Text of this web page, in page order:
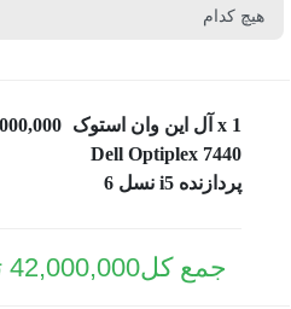
x 1آل این وان استوک
Dell Optiplex 7440
پردازنده i5 نسل 6
42,000,000
جمع کل42,000,000 تومان